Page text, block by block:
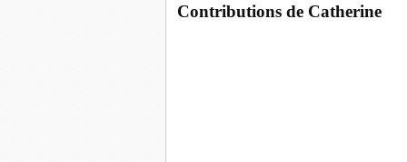
Contributions de Catherine